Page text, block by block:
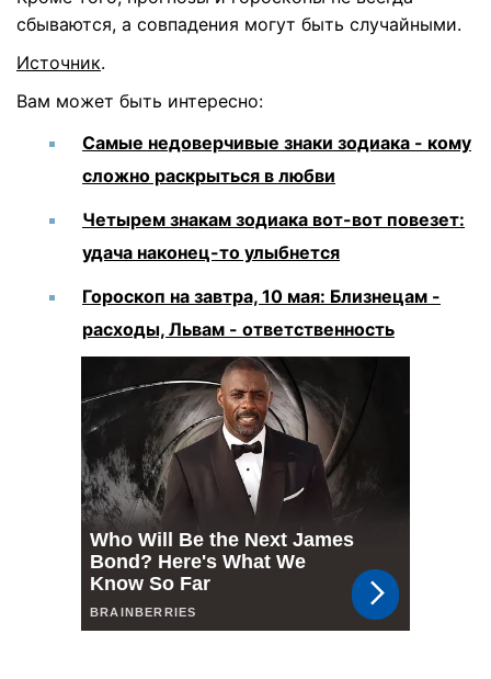
сбываются, а совпадения могут быть случайными.
Источник.
Вам может быть интересно:
Самые недоверчивые знаки зодиака - кому
сложно раскрыться в любви
Четырем знакам зодиака вот-вот повезет:
удача наконец-то улыбнется
Гороскоп на завтра, 10 мая: Близнецам -
расходы, Львам - ответственность